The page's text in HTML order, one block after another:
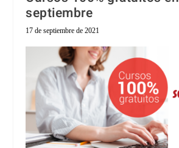
septiembre
17 de septiembre de 2021